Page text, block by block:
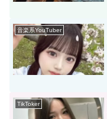
音楽系YouTuber
TikToker